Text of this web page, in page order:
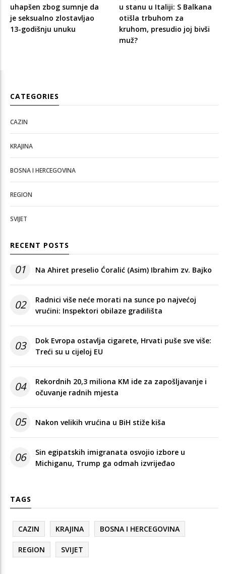
uhapšen zbog sumnje da
je seksualno zlostavljao
13-godišnju unuku
u stanu u Italiji: S Balkana
otišla trbuhom za
kruhom, presudio joj bivši
muž?
CATEGORIES
CAZIN
KRAJINA
BOSNA I HERCEGOVINA
REGION
SVIJET
RECENT POSTS
01 Na Ahiret preselio Ćoralić (Asim) Ibrahim zv. Bajko
02
Radnici više neće morati na sunce po najvećoj
vrućini: Inspektori obilaze gradilišta
03
Dok Evropa ostavlja cigarete, Hrvati puše sve više:
Treći su u cijeloj EU
04
Rekordnih 20,3 miliona KM ide za zapošljavanje i
očuvanje radnih mjesta
05 Nakon velikih vrućina u BiH stiže kiša
06
Sin egipatskih imigranata osvojio izbore u
Michiganu, Trump ga odmah izvrijeđao
TAGS
CAZIN KRAJINA BOSNA I HERCEGOVINA
REGION SVIJET